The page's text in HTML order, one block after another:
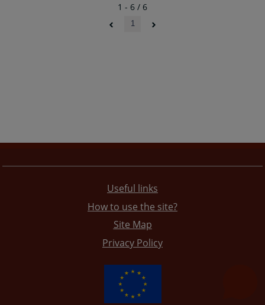
1 - 6 / 6
1
Useful links
How to use the site?
Site Map
Privacy Policy